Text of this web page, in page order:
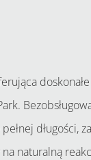
długości,
naturalną